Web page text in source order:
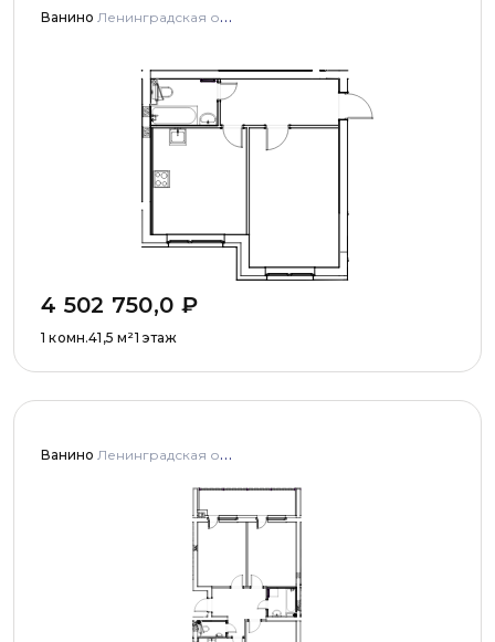
Ванино Ленинградская область, Ломоносовский муниципальный район, Низинское сельское поселение, деревня Узигонты, улица Прибалтийская, дома 4, 5 и улица Олимпийская, дом 5
4 502 750,0 ₽
1 комн.41,5 м²1 этаж
Ванино Ленинградская область, Ломоносовский муниципальный район, Низинское сельское поселение, деревня Узигонты, улица Прибалтийская, дома 4, 5 и улица Олимпийская, дом 5